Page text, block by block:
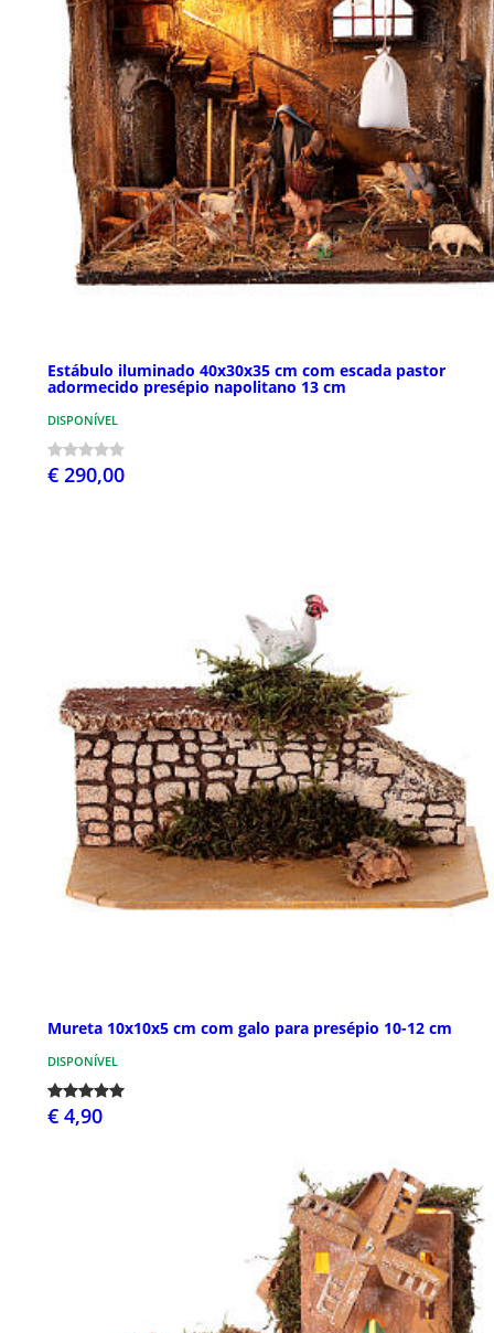
Estábulo iluminado 40x30x35 cm com escada pastor
adormecido presépio napolitano 13 cm
DISPONÍVEL
€ 290,00
Mureta 10x10x5 cm com galo para presépio 10-12 cm
DISPONÍVEL
€ 4,90